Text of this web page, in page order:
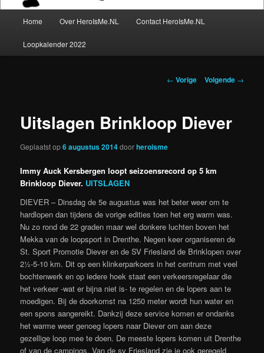
Home Over HeroIsMe.NL Contact HeroIsMe.NL
Loopkalender 2022
Berichtnavigatie
← Vorige Volgende →
Uitslagen Brinkloop Diever
Geplaatst op6 augustus 2014doorheroisme
Immy Auck Kersbergen loopt seizoensrecord op 5 km
Brinkloop Diever. UITSLAGEN
DIEVER – Dinsdag de 5e augustus was het beter weer om te
hardlopen dan tijdens de vorige edities toen het erg warm was.
Nu zo rond de 22 graden maar wel donkere luchten boven het
Mekka van de loopsport in Drenthe. Negen keer organiseren de
St. Sport Promotie Diever en de SV Friesland de Brinklopen over
2½-5-10 km. Dit op een klinkerparkoers in het centrum met veel
bochtenwerk en op iedere hoek staat een verkeersregelaar die
het verkeer -wat er bijna niet is- te regelen en de lopers aan te
moedigen. Bij de doorkomst na 1250 meter wordt hun water en
een spons aangereikt. Dankzij deze service komen er ondanks
het warme weer genoeg lopers naar Diever om aan deze
gezellige loop mee te doen. De meeste lopers komen uit Drenthe
of van de campings. Van de sv Friesland zie je ook geregeld